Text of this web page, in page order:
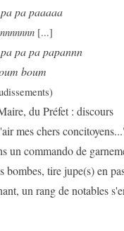
pa paaaaa
[...]
pa pa papannn
boum
du Préfet : discours
mes chers
un commando de
bombes, tire jupe(s) en
un rang de notables